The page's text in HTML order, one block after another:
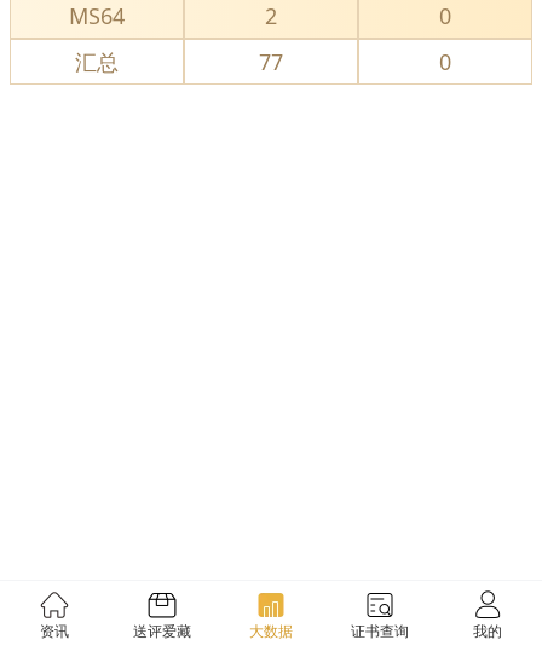
MS64
2
0
汇总
77 0
资讯 送评爱藏 大数据 证书查询 我的